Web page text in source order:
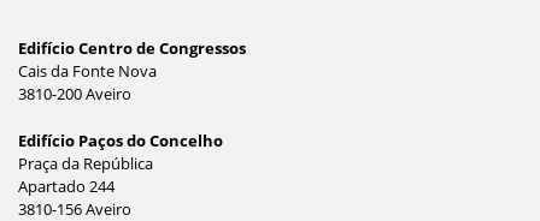
Edifício Centro de Congressos
Cais da Fonte Nova
3810-200 Aveiro
Edifício Paços do Concelho
Praça da República
Apartado 244
3810-156 Aveiro